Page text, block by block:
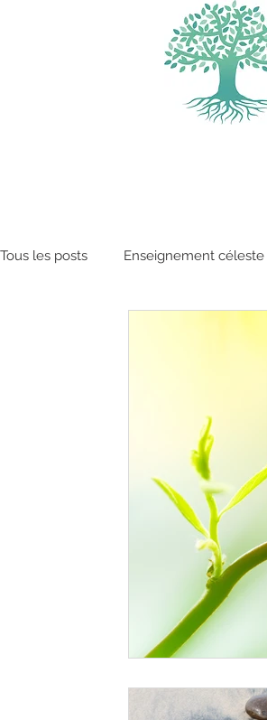
Tous les posts Enseignement céleste